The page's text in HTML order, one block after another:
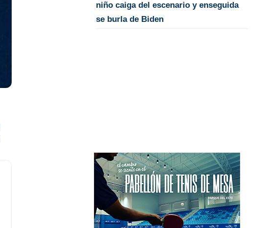
niño caiga del escenario y enseguida
se burla de Biden